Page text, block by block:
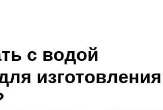
с водой
изготовления